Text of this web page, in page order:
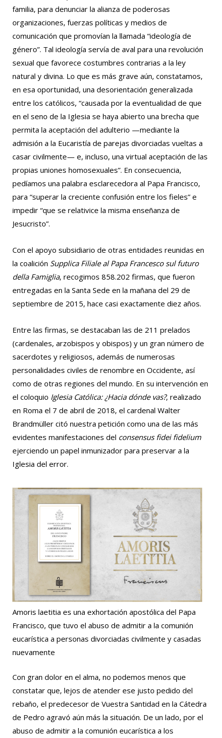
familia, para denunciar la alianza de poderosas
organizaciones, fuerzas políticas y medios de
comunicación que promovían la llamada “ideología de
género”. Tal ideología servía de aval para una revolución
sexual que favorece costumbres contrarias a la ley
natural y divina. Lo que es más grave aún, constatamos,
en esa oportunidad, una desorientación generalizada
entre los católicos, “causada por la eventualidad de que
en el seno de la Iglesia se haya abierto una brecha que
permita la aceptación del adulterio —mediante la
admisión a la Eucaristía de parejas divorciadas vueltas a
casar civilmente— e, incluso, una virtual aceptación de las
propias uniones homosexuales”. En consecuencia,
pedíamos una palabra esclarecedora al Papa Francisco,
para “superar la creciente confusión entre los fieles” e
impedir “que se relativice la misma enseñanza de
Jesucristo”.
Con el apoyo subsidiario de otras entidades reunidas en
la coalición Supplica Filiale al Papa Francesco sul futuro
della Famiglia, recogimos 858.202 firmas, que fueron
entregadas en la Santa Sede en la mañana del 29 de
septiembre de 2015, hace casi exactamente diez años.
Entre las firmas, se destacaban las de 211 prelados
(cardenales, arzobispos y obispos) y un gran número de
sacerdotes y religiosos, además de numerosas
personalidades civiles de renombre en Occidente, así
como de otras regiones del mundo. En su intervención en
el coloquio Iglesia Católica: ¿Hacia dónde vas?, realizado
en Roma el 7 de abril de 2018, el cardenal Walter
Brandmüller citó nuestra petición como una de las más
evidentes manifestaciones del consensus fidei fidelium
ejerciendo un papel inmunizador para preservar a la
Iglesia del error.
Amoris laetitia es una exhortación apostólica del Papa
Francisco, que tuvo el abuso de admitir a la comunión
eucarística a personas divorciadas civilmente y casadas
nuevamente
Con gran dolor en el alma, no podemos menos que
constatar que, lejos de atender ese justo pedido del
rebaño, el predecesor de Vuestra Santidad en la Cátedra
de Pedro agravó aún más la situación. De un lado, por el
abuso de admitir a la comunión eucarística a los